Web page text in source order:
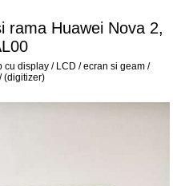
rama Huawei Nova 2,
cu display / LCD / ecran si geam /
(digitizer)